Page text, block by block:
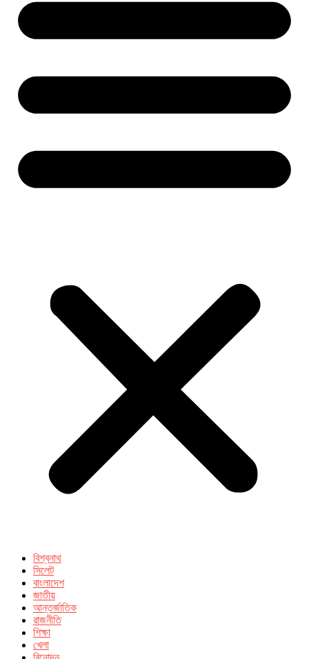
বিশ্বনাথ
সিলেট
বাংলাদেশ
জাতীয়
আন্তর্জাতিক
রাজনীতি
শিক্ষা
খেলা